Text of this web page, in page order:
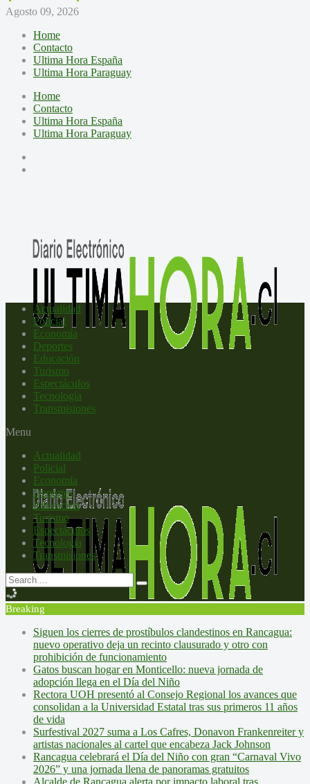
Agosto 09, 2026
Home
Contacto
Ultima Hora España
Ultima Hora Paraguay
Home
Contacto
Ultima Hora España
Ultima Hora Paraguay
Actualidad
Policial
Economía
Deportes
Educación
Turismo
Espectáculos
Tecnología
Transmisiones
Menu
Actualidad
Policial
Economía
Deportes
Educación
Turismo
Espectáculos
Tecnología
Transmisiones
Breaking
Siguen los cierres de prostíbulos clandestinos en Rancagua:
nuevo operativo deja un recinto clausurado y otro con
prohibición de funcionamiento
Gatos buscan hogar en Monticello: nueva jornada de
adopción llega en el Día del Niño
Rectora UOH presentó al Consejo Regional los avances que
consolidan a la Universidad Estatal tras sus primeros 11 años
de vida
Surfestival 2027 suma a Los Cafres, Donavon Frankenreiter y
artistas nacionales al cartel que encabeza Jack Johnson
Rancagua celebrará el Día del Niño con gran “Carnaval Vivo
2026” y una jornada llena de panoramas gratuitos
Alcalde de Rancagua alerta por impacto laboral tras